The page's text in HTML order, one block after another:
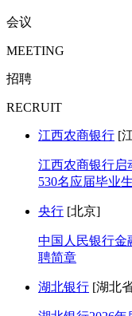
会议
MEETING
招聘
RECRUIT
江西农商银行 [
江西农商银行启
530名应届毕业生
央行 [北京]
中国人民银行金
聘简章
湖北银行 [湖北